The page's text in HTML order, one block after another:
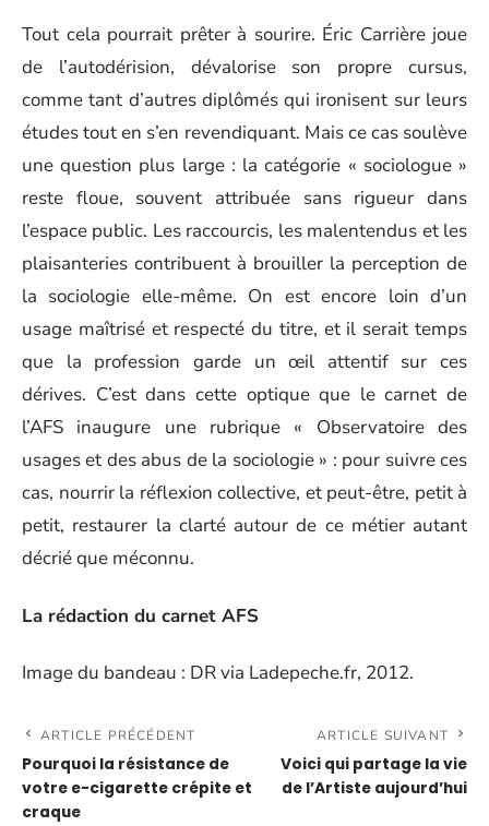
Tout cela pourrait prêter à sourire. Éric Carrière joue
de l’autodérision, dévalorise son propre cursus,
comme tant d’autres diplômés qui ironisent sur leurs
études tout en s’en revendiquant. Mais ce cas soulève
une question plus large : la catégorie « sociologue »
reste floue, souvent attribuée sans rigueur dans
l’espace public. Les raccourcis, les malentendus et les
plaisanteries contribuent à brouiller la perception de
la sociologie elle-même. On est encore loin d’un
usage maîtrisé et respecté du titre, et il serait temps
que la profession garde un œil attentif sur ces
dérives. C’est dans cette optique que le carnet de
l’AFS inaugure une rubrique « Observatoire des
usages et des abus de la sociologie » : pour suivre ces
cas, nourrir la réflexion collective, et peut-être, petit à
petit, restaurer la clarté autour de ce métier autant
décrié que méconnu.
La rédaction du carnet AFS
Image du bandeau : DR via Ladepeche.fr, 2012.
ARTICLE PRÉCÉDENT
Pourquoi la résistance de
votre e-cigarette crépite et
craque
ARTICLE SUIVANT
Voici qui partage la vie
de l’Artiste aujourd’hui